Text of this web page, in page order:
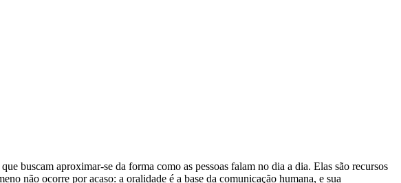
buscam aproximar-se da forma como as pessoas falam no dia a dia. Elas são recursos
não ocorre por acaso: a oralidade é a base da comunicação humana, e sua